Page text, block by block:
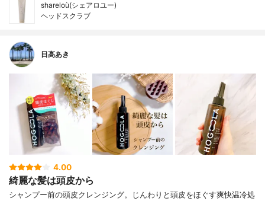
shareloù(シェアロユー)
ヘッドスクラブ
日高あき
4.00
綺麗な髪は頭皮から
シャンプー前の頭皮クレンジング。じんわりと頭皮をほぐす爽快温冷処